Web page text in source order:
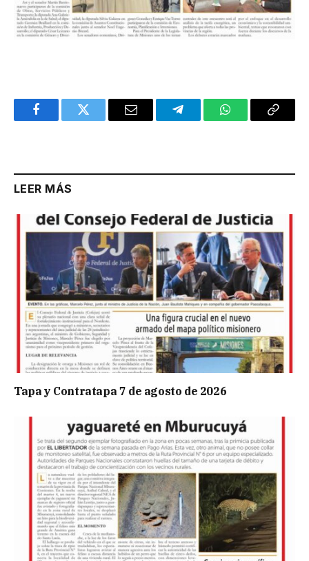
FacebookTwitter Email TelegramWhatsAppCopy
LEER MÁS
Tapa y Contratapa 7 de agosto de 2026